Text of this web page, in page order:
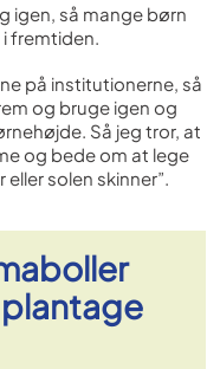
igen, så mange børn
fremtiden.
på institutionerne, så
og bruge igen og
Så jeg tror, at
og bede om at lege
solen skinner”.
plantage